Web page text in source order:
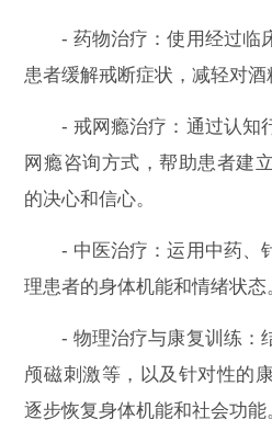
- 药物治疗：使用经过临
患者缓解戒断症状，减轻对酒
- 戒网瘾治疗：通过认知
网瘾咨询方式，帮助患者建
的决心和信心。
- 中医治疗：运用中药、
理患者的身体机能和情绪状态
- 物理治疗与康复训练：
颅磁刺激等，以及针对性的
逐步恢复身体机能和社会功能